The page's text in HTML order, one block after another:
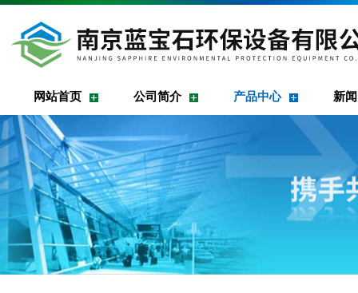
网站首页 公司简介 产品中心 新